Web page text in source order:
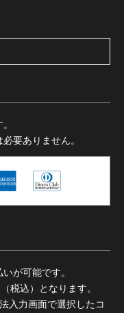
要ありません。
が可能です。
税込）となります。
入力画面で選択したコ